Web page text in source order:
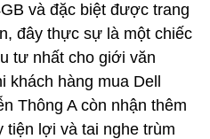
và đặc biệt được trang
đây thực sự là một chiếc
tư nhất cho giới văn
khách hàng mua Dell
Thông A còn nhận thêm
tiện lợi và tai nghe trùm